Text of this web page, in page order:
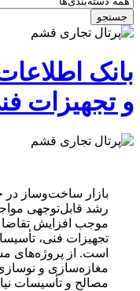
جستجو
بانک
و تجهیزات
بازار ساخت‌وساز در
رشد قابل‌توجهی
موجب افزایش تقاضا
تجهیزات فنی،
است. از پروژه‌های
مغازه‌سازی و
مصالح و تأسیسات